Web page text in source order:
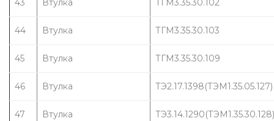
43 Втулка ТГМ3.35.30.102
44 Втулка ТГМ3.35.30.103
45 Втулка ТГМ3.35.30.109
46 Втулка ТЭ2.17.1398(ТЭМ1.35.05.127)
47 Втулка ТЭ3.14.1290(ТЭМ1.35.30.128)